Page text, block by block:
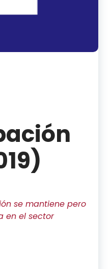
se mantiene pero
en el sector